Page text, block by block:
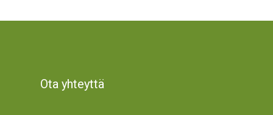
Ota yhteyttä